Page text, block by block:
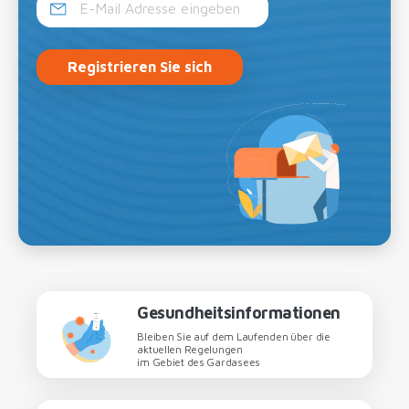
Registrieren Sie sich
Gesundheitsinformationen
Bleiben Sie auf dem Laufenden über die
aktuellen Regelungen
im Gebiet des Gardasees